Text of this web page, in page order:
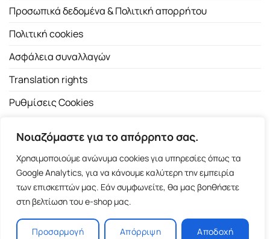
Νοιαζόμαστε για το απόρρητο σας.
Χρησιμοποιούμε ανώνυμα cookies για υπηρεσίες όπως τα
Google Analytics, για να κάνουμε καλύτερη την εμπειρία
των επισκεπτών μας. Εάν συμφωνείτε, θα μας βοηθήσετε
στη βελτίωση του e-shop μας.
Προσαρμογή Απόρριψη Αποδοχή
Προσωπικά δεδομένα & Πολιτική απορρήτου
Πολιτική cookies
Ασφάλεια συναλλαγών
Translation rights
Ρυθμίσεις Cookies
Copyright 2026 ©Εκδοτικός Οίκος Α.Α. Λιβάνη| All rights
reserved.
Σόλωνος 98, 10680 Αθήνα | Τ:2103661200- F: 2103617791